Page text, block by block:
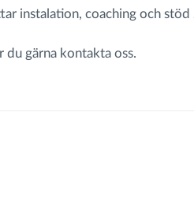
instalation, coaching och
gärna kontakta oss.